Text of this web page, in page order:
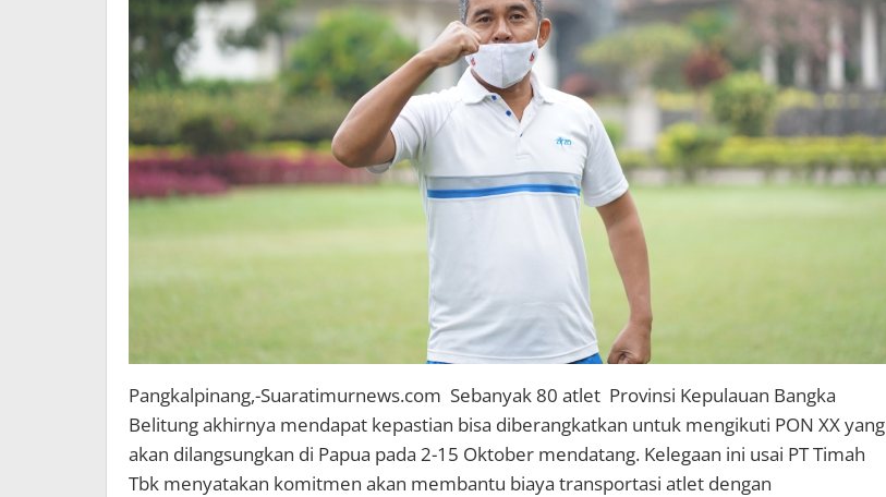
Pangkalpinang,-Suaratimurnews.com Sebanyak 80 atlet Provinsi Kepulauan Bangka
Belitung akhirnya mendapat kepastian bisa diberangkatkan untuk mengikuti PON XX yang
akan dilangsungkan di Papua pada 2-15 Oktober mendatang. Kelegaan ini usai PT Timah
Tbk menyatakan komitmen akan membantu biaya transportasi atlet dengan